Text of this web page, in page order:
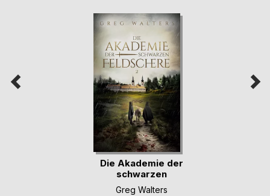
Die Akademie der
schwarzen
Feldschere 2
Greg Walters